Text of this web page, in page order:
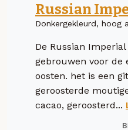
Russian
Donkergekleurd, hoog
De Russian
gebrouwen voor de
oosten. het is een
geroosterde
cacao, geroosterd...